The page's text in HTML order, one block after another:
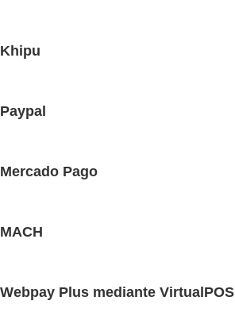
Khipu
Paypal
Mercado Pago
MACH
Webpay Plus mediante VirtualPOS